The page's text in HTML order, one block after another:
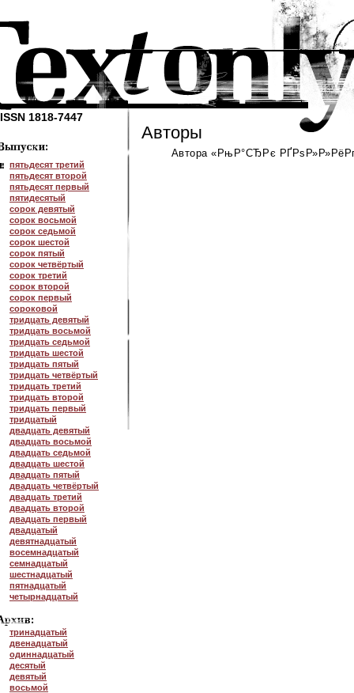
ISSN 1818-7447
пятьдесят третий
пятьдесят второй
пятьдесят первый
пятидесятый
сорок девятый
сорок восьмой
сорок седьмой
сорок шестой
сорок пятый
сорок четвёртый
сорок третий
сорок второй
сорок первый
сороковой
тридцать девятый
тридцать восьмой
тридцать седьмой
тридцать шестой
тридцать пятый
тридцать четвёртый
тридцать третий
тридцать второй
тридцать первый
тридцатый
двадцать девятый
двадцать восьмой
двадцать седьмой
двадцать шестой
двадцать пятый
двадцать четвёртый
двадцать третий
двадцать второй
двадцать первый
двадцатый
девятнадцатый
восемнадцатый
семнадцатый
шестнадцатый
пятнадцатый
четырнадцатый
тринадцатый
двенадцатый
одиннадцатый
десятый
девятый
восьмой
Авторы
Автора «РњР°СЂРє